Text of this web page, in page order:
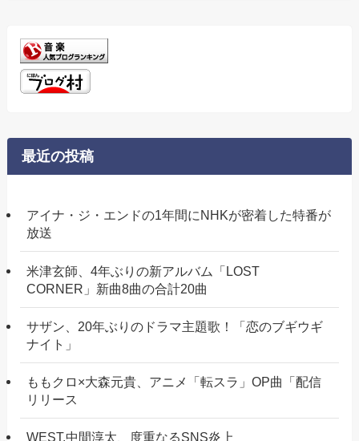
最近の投稿
アイナ・ジ・エンドの1年間にNHKが密着した特番が
放送
米津玄師、4年ぶりの新アルバム「LOST
CORNER」新曲8曲の合計20曲
サザン、20年ぶりのドラマ主題歌！「恋のブギウギ
ナイト」
ももクロ×大森元貴、アニメ「転スラ」OP曲「配信
リリース
WEST.中間淳太、度重なるSNS炎上